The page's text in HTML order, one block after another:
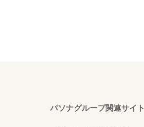
パソナグループ関連サイト